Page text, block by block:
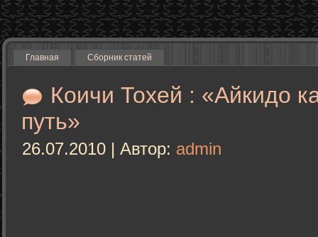
Главная Сборник статей
Коичи Тохей : «Айкидо
путь»
26.07.2010 | Автор: admin